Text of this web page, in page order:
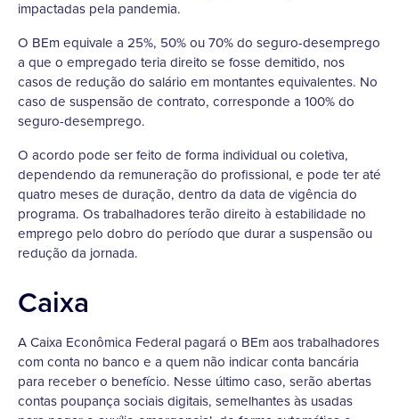
impactadas pela pandemia.
O BEm equivale a 25%, 50% ou 70% do seguro-desemprego
a que o empregado teria direito se fosse demitido, nos
casos de redução do salário em montantes equivalentes. No
caso de suspensão de contrato, corresponde a 100% do
seguro-desemprego.
O acordo pode ser feito de forma individual ou coletiva,
dependendo da remuneração do profissional, e pode ter até
quatro meses de duração, dentro da data de vigência do
programa. Os trabalhadores terão direito à estabilidade no
emprego pelo dobro do período que durar a suspensão ou
redução da jornada.
Caixa
A Caixa Econômica Federal pagará o BEm aos trabalhadores
com conta no banco e a quem não indicar conta bancária
para receber o benefício. Nesse último caso, serão abertas
contas poupança sociais digitais, semelhantes às usadas